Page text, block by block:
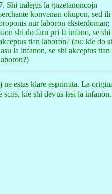
Shi tralegis la gazetanoncojn
konvenan okupon, sed ili
nur laboron eksterdoman;
shi do faru pri la infano, se shi
tian laboron? (au: kie do
la infanon, se shi akceptus tian
estas klare esprimita. La
kie shi devus lasi la